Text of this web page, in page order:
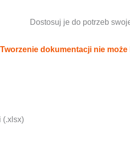
Dostosuj je do potrzeb
Tworzenie dokumentacji nie może
(.xlsx)